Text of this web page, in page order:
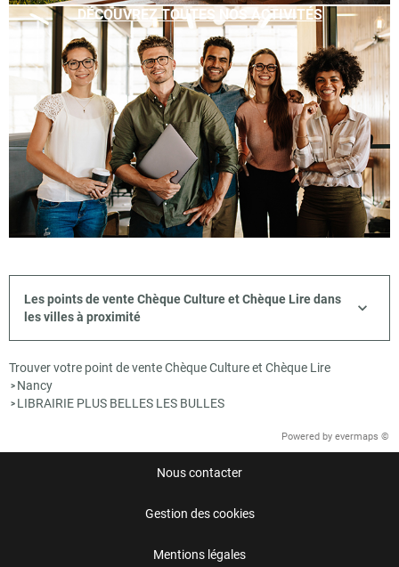
DÉCOUVREZ TOUTES NOS ACTIVITÉS
Les points de vente Chèque Culture et Chèque Lire dans
les villes à proximité
Trouver votre point de vente Chèque Culture et Chèque Lire
> Nancy
> LIBRAIRIE PLUS BELLES LES BULLES
Powered by evermaps ©
Nous contacter
Gestion des cookies
Mentions légales